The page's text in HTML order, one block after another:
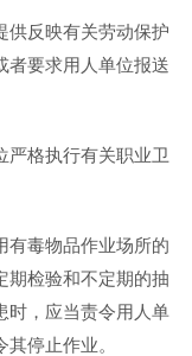
供反映有关劳动保护
者要求用人单位报送
严格执行有关职业卫
有毒物品作业场所的
期检验和不定期的抽
时，应当责令用人单
停止作业。